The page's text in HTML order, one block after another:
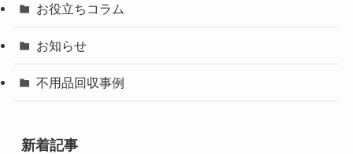
お役立ちコラム
お知らせ
不用品回収事例
新着記事